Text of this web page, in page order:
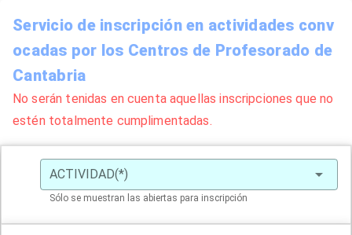
Servicio de inscripción en actividades conv
ocadas por los Centros de Profesorado de
Cantabria
No serán tenidas en cuenta aquellas inscripciones que no
estén totalmente cumplimentadas.
ACTIVIDAD(*)
Sólo se muestran las abiertas para inscripción